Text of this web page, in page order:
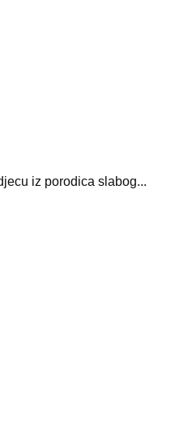
iz porodica slabog...